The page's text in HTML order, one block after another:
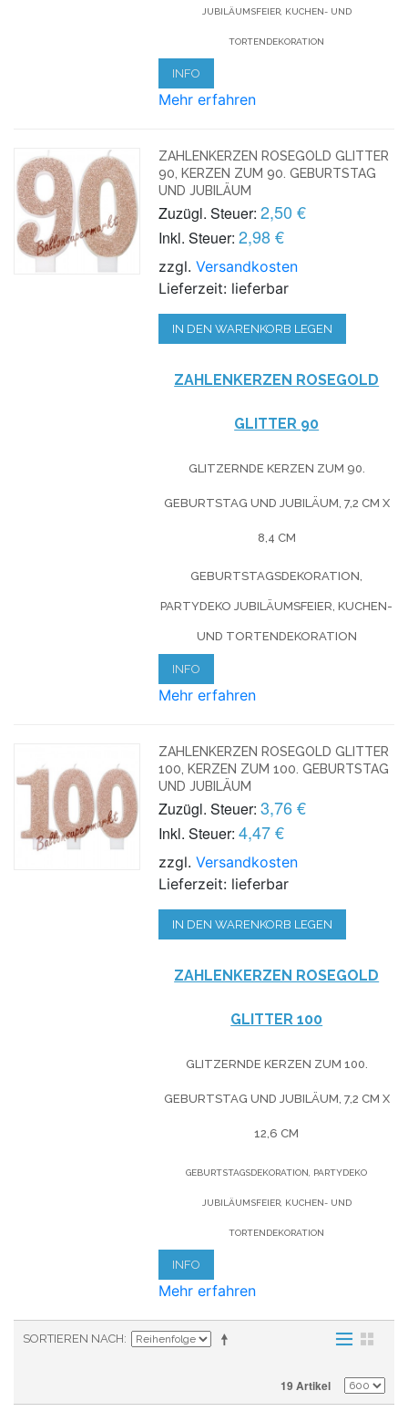
JUBILÄUMSFEIER, KUCHEN- UND
TORTENDEKORATION
INFO
Mehr erfahren
ZAHLENKERZEN ROSEGOLD GLITTER
90, KERZEN ZUM 90. GEBURTSTAG
UND JUBILÄUM
Zuzügl. Steuer: 2,50 €
Inkl. Steuer: 2,98 €
zzgl.Versandkosten
Lieferzeit: lieferbar
IN DEN WARENKORB LEGEN
ZAHLENKERZEN ROSEGOLD
GLITTER 90
GLITZERNDE KERZEN ZUM 90.
GEBURTSTAG UND JUBILÄUM, 7,2 CM X
8,4 CM
GEBURTSTAGSDEKORATION,
PARTYDEKO JUBILÄUMSFEIER, KUCHEN-
UND TORTENDEKORATION
INFO
Mehr erfahren
ZAHLENKERZEN ROSEGOLD GLITTER
100, KERZEN ZUM 100. GEBURTSTAG
UND JUBILÄUM
Zuzügl. Steuer: 3,76 €
Inkl. Steuer: 4,47 €
zzgl.Versandkosten
Lieferzeit: lieferbar
IN DEN WARENKORB LEGEN
ZAHLENKERZEN ROSEGOLD
GLITTER 100
GLITZERNDE KERZEN ZUM 100.
GEBURTSTAG UND JUBILÄUM, 7,2 CM X
12,6 CM
GEBURTSTAGSDEKORATION, PARTYDEKO
JUBILÄUMSFEIER, KUCHEN- UND
TORTENDEKORATION
INFO
Mehr erfahren
SORTIEREN NACH
19 Artikel